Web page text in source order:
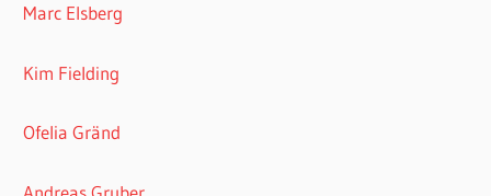
Marc Elsberg
Kim Fielding
Ofelia Gränd